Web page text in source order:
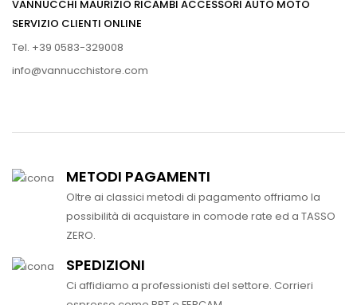
VANNUCCHI MAURIZIO RICAMBI ACCESSORI AUTO MOTO
SERVIZIO CLIENTI ONLINE
Tel. +39 0583-329008
info@vannucchistore.com
METODI PAGAMENTI
Oltre ai classici metodi di pagamento offriamo la
possibilità di acquistare in comode rate ed a TASSO
ZERO.
SPEDIZIONI
Ci affidiamo a professionisti del settore. Corrieri